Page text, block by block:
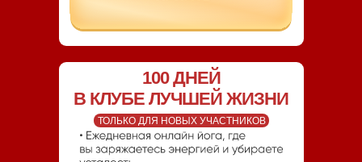
100 ДНЕЙ
В КЛУБЕ ЛУЧШЕЙ ЖИЗНИ
ТОЛЬКО ДЛЯ НОВЫХ УЧАСТНИКОВ